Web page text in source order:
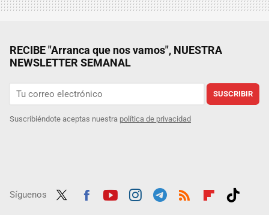
RECIBE "Arranca que nos vamos", NUESTRA
NEWSLETTER SEMANAL
SUSCRIBIR
Suscribiéndote aceptas nuestra política de privacidad
Síguenos